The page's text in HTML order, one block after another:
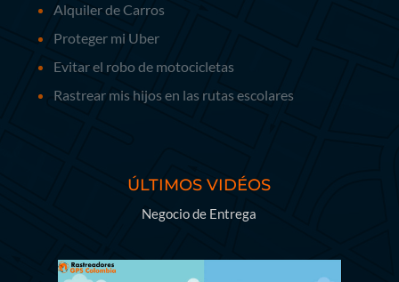
Alquiler de Carros
Proteger mi Uber
Evitar el robo de motocicletas
Rastrear mis hijos en las rutas escolares
ÚLTIMOS VIDÉOS
Negocio de Entrega